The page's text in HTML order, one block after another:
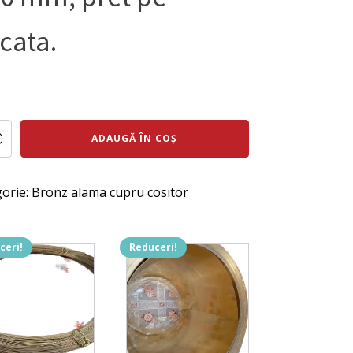
ADAUGĂ ÎN COȘ
Bronz alama cupru cositor
Reduceri!